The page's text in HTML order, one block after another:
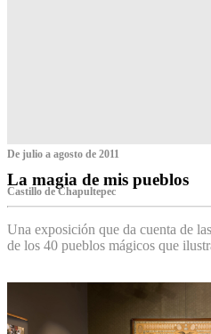
De julio a agosto de 2011
La magia de mis pueblos
Castillo de Chapultepec
Una exposición que da cuenta de
de los 40 pueblos mágicos que